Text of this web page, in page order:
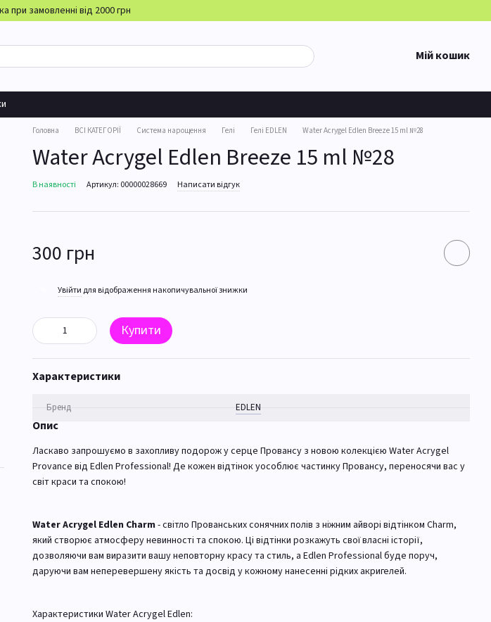
при замовленні від 2000 грн
Мій кошик
Головна ВСІ КАТЕГОРІЇ Система нарощення Гелі Гелі EDLEN Water Acrygel Edlen Breeze 15 ml №28
Water Acrygel Edlen Breeze 15 ml №28
В наявності Артикул: 00000028669 Написати відгук
300 грн
Увійти для відображення накопичувальної знижки
Купити
Характеристики
Бренд EDLEN
Опис
Ласкаво запрошуємо в захопливу подорож у серце Провансу з новою колекцією Water Acrygel
Provance від Edlen Professional! Де кожен відтінок уособлює частинку Провансу, переносячи вас у
світ краси та спокою!
Water Acrygel Edlen Charm - світло Прованських сонячних полів з ніжним айворі відтінком Charm,
який створює атмосферу невинності та спокою. Ці відтінки розкажуть свої власні історії,
дозволяючи вам виразити вашу неповторну красу та стиль, а Edlen Professional буде поруч,
даруючи вам неперевершену якість та досвід у кожному нанесенні рідких акригелей.
Характеристики Water Acrygel Edlen: